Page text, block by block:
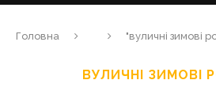
Головна "вуличні зимові
ВУЛИЧНІ ЗИМОВІ